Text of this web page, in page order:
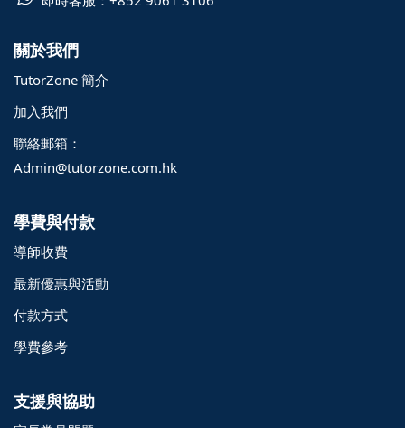
關於我們
TutorZone 簡介
加入我們
聯絡郵箱：
Admin@tutorzone.com.hk
學費與付款
導師收費
最新優惠與活動
付款方式
學費參考
支援與協助